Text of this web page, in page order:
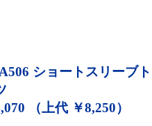
ショートスリーブ
（上代 ￥8,250）